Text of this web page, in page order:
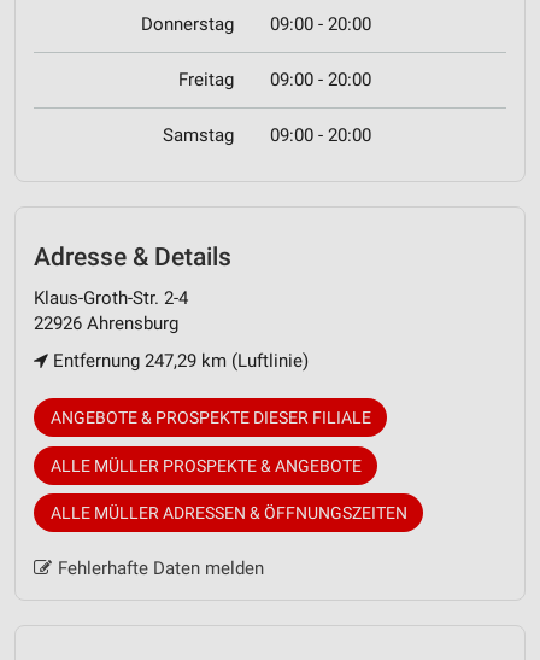
Donnerstag 09:00 - 20:00
Freitag 09:00 - 20:00
Samstag 09:00 - 20:00
Adresse & Details
Klaus-Groth-Str. 2-4
22926 Ahrensburg
Entfernung 247,29 km (Luftlinie)
ANGEBOTE & PROSPEKTE DIESER FILIALE
ALLE MÜLLER PROSPEKTE & ANGEBOTE
ALLE MÜLLER ADRESSEN & ÖFFNUNGSZEITEN
Fehlerhafte Daten melden